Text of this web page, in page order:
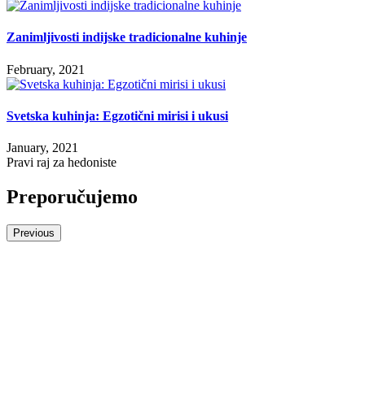
Zanimljivosti indijske tradicionalne kuhinje
February, 2021
Svetska kuhinja: Egzotični mirisi i ukusi
January, 2021
Pravi raj za hedoniste
Preporučujemo
Previous